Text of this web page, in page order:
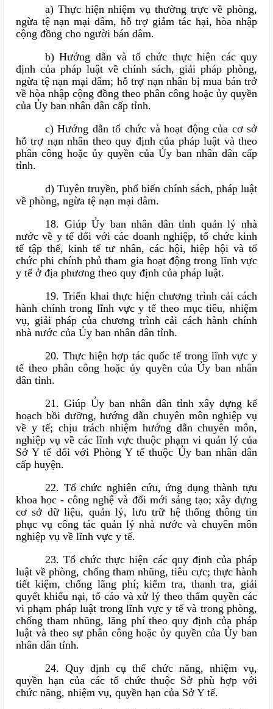
a) Thực hiện nhiệm vụ thường trực về phòng,
ngừa tệ nạn mại dâm, hỗ trợ giảm tác hại, hòa nhập
cộng đồng cho người bán dâm.
b) Hướng dẫn và tổ chức thực hiện các quy
định của pháp luật về chính sách, giải pháp phòng,
ngừa tệ nạn mại dâm; hỗ trợ nạn nhân bị mua bán trở
về hòa nhập cộng đồng theo phân công hoặc ủy quyền
của Ủy ban nhân dân cấp tỉnh.
c) Hướng dẫn tổ chức và hoạt động của cơ sở
hỗ trợ nạn nhân theo quy định của pháp luật và theo
phân công hoặc ủy quyền của Ủy ban nhân dân cấp
tỉnh.
d) Tuyên truyền, phổ biến chính sách, pháp luật
về phòng, ngừa tệ nạn mại dâm.
18. Giúp Ủy ban nhân dân tỉnh quản lý nhà
nước về y tế đối với các doanh nghiệp, tổ chức kinh
tế tập thể, kinh tế tư nhân, các hội, hiệp hội và tổ
chức phi chính phủ tham gia hoạt động trong lĩnh vực
y tế ở địa phương theo quy định của pháp luật.
19. Triển khai thực hiện chương trình cải cách
hành chính trong lĩnh vực y tế theo mục tiêu, nhiệm
vụ, giải pháp của chương trình cải cách hành chính
nhà nước của Ủy ban nhân dân tỉnh.
20. Thực hiện hợp tác quốc tế trong lĩnh vực y
tế theo phân công hoặc ủy quyền của Ủy ban nhân
dân tỉnh.
21. Giúp Ủy ban nhân dân tỉnh xây dựng kế
hoạch bồi dưỡng, hướng dẫn chuyên môn nghiệp vụ
về y tế; chịu trách nhiệm hướng dẫn chuyên môn,
nghiệp vụ về các lĩnh vực thuộc phạm vi quản lý của
Sở Y tế đối với Phòng Y tế thuộc Ủy ban nhân dân
cấp huyện.
22. Tổ chức nghiên cứu, ứng dụng thành tựu
khoa học - công nghệ và đổi mới sáng tạo; xây dựng
cơ sở dữ liệu, quản lý, lưu trữ hệ thống thông tin
phục vụ công tác quản lý nhà nước và chuyên môn
nghiệp vụ về lĩnh vực y tế.
23. Tổ chức thực hiện các quy định của pháp
luật về phòng, chống tham nhũng, tiêu cực; thực hành
tiết kiệm, chống lãng phí; kiểm tra, thanh tra, giải
quyết khiếu nại, tố cáo và xử lý theo thẩm quyền các
vi phạm pháp luật trong lĩnh vực y tế và trong phòng,
chống tham nhũng, lãng phí theo quy định của pháp
luật và theo sự phân công hoặc ủy quyền của Ủy ban
nhân dân tỉnh.
24. Quy định cụ thể chức năng, nhiệm vụ,
quyền hạn của các tổ chức thuộc Sở phù hợp với
chức năng, nhiệm vụ, quyền hạn của Sở Y tế.